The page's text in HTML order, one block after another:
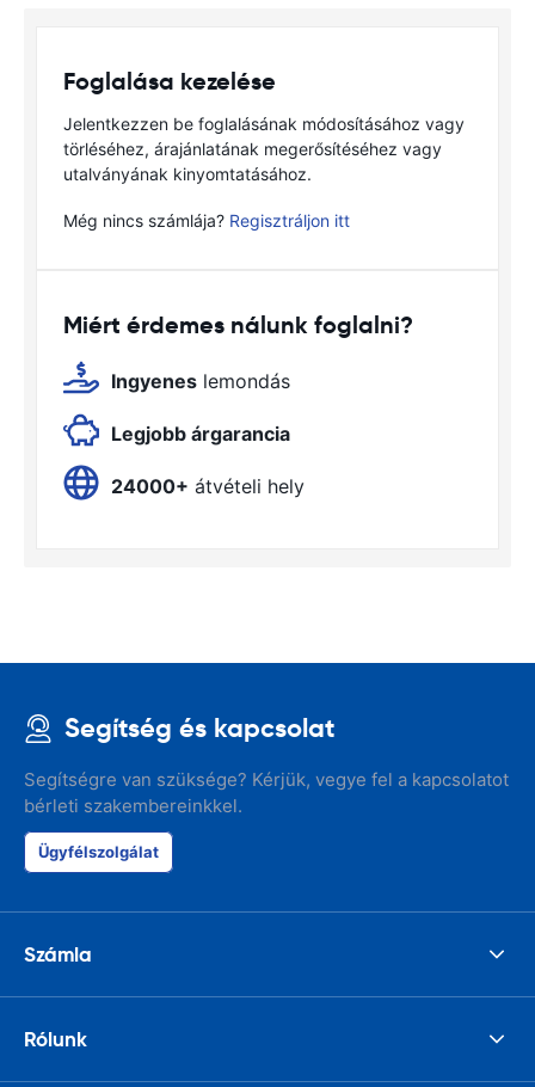
Foglalása kezelése
Jelentkezzen be foglalásának módosításához vagy
törléséhez, árajánlatának megerősítéséhez vagy
utalványának kinyomtatásához.
Még nincs számlája? Regisztráljon itt
Miért érdemes nálunk foglalni?
Ingyenes lemondás
Legjobb árgarancia
24000+ átvételi hely
Segítség és kapcsolat
Segítségre van szüksége? Kérjük, vegye fel a kapcsolatot
bérleti szakembereinkkel.
Ügyfélszolgálat
Számla
Rólunk